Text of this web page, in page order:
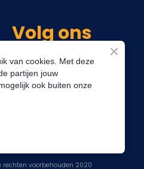
Volg ons
rechten voorbehouden 2020
van cookies. Met deze
partijen jouw
ook buiten onze